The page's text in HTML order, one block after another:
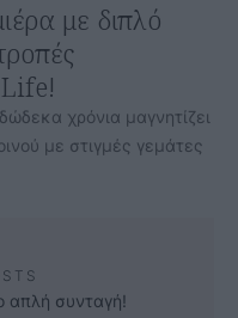
με διπλό
χρόνια μαγνητίζει
με στιγμές γεμάτες
απλή συνταγή!